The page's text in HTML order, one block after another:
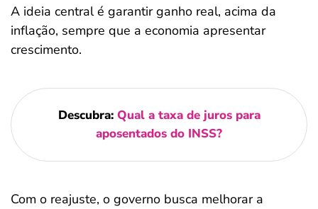
A ideia central é garantir ganho real, acima da
inflação, sempre que a economia apresentar
crescimento.
Descubra: Qual a taxa de juros para
aposentados do INSS?
Com o reajuste, o governo busca melhorar a